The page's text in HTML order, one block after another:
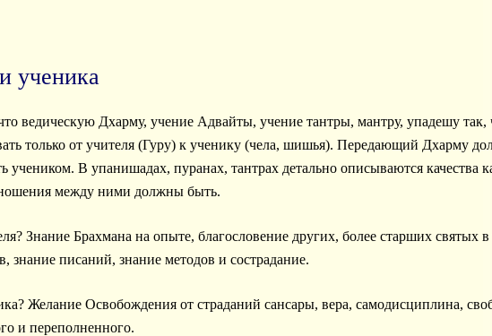
ученика
ведическую Дхарму, учение Адвайты, учение тантры, мантру, упадешу так,
только от учителя (Гуру) к ученику (чела, шишья). Передающий Дхарму
В упанишадах, пуранах, тантрах детально описываются качества
между ними должны быть.
Знание Брахмана на опыте, благословение других, более старших святых
знание писаний, знание методов и сострадание.
Желание Освобождения от страданий сансары, вера, самодисциплина,
и переполненного.